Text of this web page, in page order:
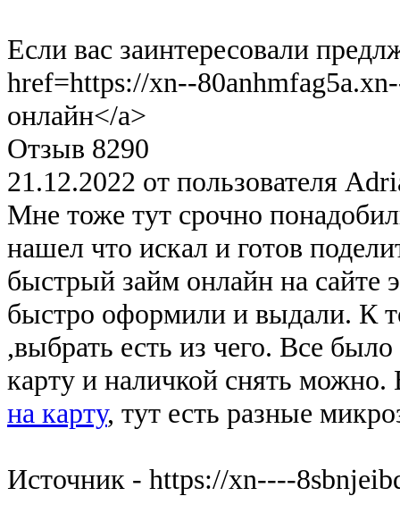
Если вас заинтересовали
href=https://xn--
онлайн</a>
Отзыв 8290
21.12.2022 от пользователя
Мне тоже тут срочно
нашел что искал и готов
быстрый займ онлайн на сайте
быстро оформили и выдали. К
,выбрать есть из чего. Все
карту и наличкой снять можно.
на карту, тут есть разные
Источник - https://xn----